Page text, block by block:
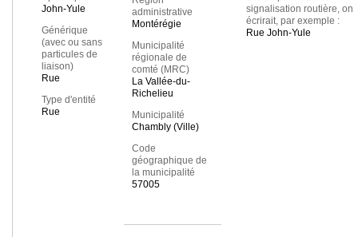
John-Yule
Générique
(avec ou sans
particules de
liaison)
Rue
Type d'entité
Rue
administrative
Montérégie
Municipalité
régionale de
comté (MRC)
La Vallée-du-
Richelieu
Municipalité
Chambly (Ville)
Code
géographique de
la municipalité
57005
signalisation routière, on
écrirait, par exemple :
Rue John-Yule